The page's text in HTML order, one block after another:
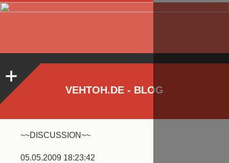
VEHTOH.DE - BLOG
~~DISCUSSION~~
05.05.2009 18:23:42